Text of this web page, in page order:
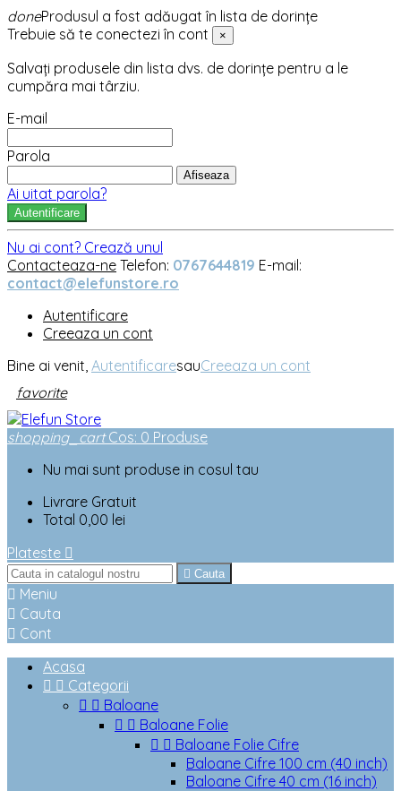
doneProdusul a fost adăugat în lista de dorințe
Trebuie să te conectezi în cont
×
Salvați produsele din lista dvs. de dorințe pentru a le
cumpăra mai târziu.
E-mail
Parola
Afiseaza
Ai uitat parola?
Autentificare
Nu ai cont? Crează unul
Contacteaza-ne Telefon: 0767644819 E-mail:
contact@elefunstore.ro
Autentificare
Creeaza un cont
Bine ai venit, AutentificaresauCreeaza un cont
favorite
shopping_cart Cos: 0 Produse
Nu mai sunt produse in cosul tau
Livrare Gratuit
Total 0,00 lei
Plateste 
 Cauta
 Meniu
 Cauta
 Cont
Acasa
  Categorii
  Baloane
  Baloane Folie
  Baloane Folie Cifre
Baloane Cifre 100 cm (40 inch)
Baloane Cifre 40 cm (16 inch)